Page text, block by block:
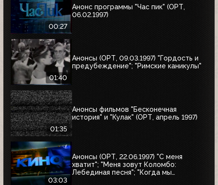
00:27
Анонс программы "Час пик" (ОРТ,
06.02.1997)
01:40
Анонсы (ОРТ, 09.03.1997) "Гордость и
предубеждение"; "Римские каникулы"
01:35
Анонсы фильмов "Бесконечная
история" и "Кулак" (ОРТ, апрель 1997)
03:03
Анонсы (ОРТ, 22.06.1997) "С меня
хватит"; "Меня зовут Коломбо:
Лебединая песня"; "Когда мы